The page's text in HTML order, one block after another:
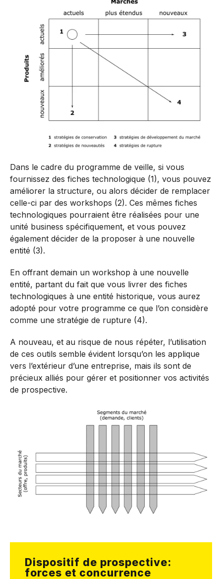
Dans le cadre du programme de veille, si vous
fournissez des fiches technologique (1), vous pouvez
améliorer la structure, ou alors décider de remplacer
celle-ci par des workshops (2). Ces mêmes fiches
technologiques pourraient être réalisées pour une
unité business spécifiquement, et vous pouvez
également décider de la proposer à une nouvelle
entité (3).
En offrant demain un workshop à une nouvelle
entité, partant du fait que vous livrer des fiches
technologiques à une entité historique, vous aurez
adopté pour votre programme ce que l’on considère
comme une stratégie de rupture (4).
A nouveau, et au risque de nous répéter, l’utilisation
de ces outils semble évident lorsqu’on les applique
vers l’extérieur d’une entreprise, mais ils sont de
précieux alliés pour gérer et positionner vos activités
de prospective.
Dispositif de prospective:
forces et concurrence